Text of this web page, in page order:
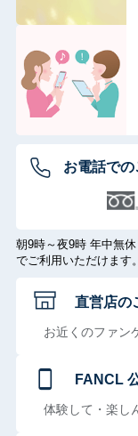
お電話での
朝9時～夜9時 年中無
でご利用いただけます。
直営店の
お近くのファン
FANCL
体験して・楽し